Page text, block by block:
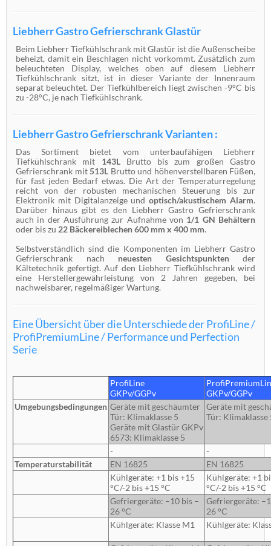
Liebherr Gastro Gefrierschrank Glastür
Beim Liebherr Tiefkühlschrank mit Glastür ist die Außenscheibe
beheizt, damit ein Beschlagen nicht vorkommt. Zusätzlich zum
beleuchteten Display, welches oben auf diesem Liebherr
Tiefkühlschrank sitzt, ist in dieser Variante der Innenraum
separat beleuchtet. Der Tiefkühlbereich liegt zwischen -9°C bis
zu -28°C, je nach Tiefkühlschrank.
Liebherr Gastro Gefrierschrank Varianten :
Das Sortiment bietet vom unterbaufähigen Liebherr
Tiefkühlschrank mit 143LBrutto bis zum großen Gastro
Gefrierschrank mit513L Brutto und höhenverstellbaren Füßen,
für fast jeden Bedarf etwas. Die Art der Temperaturregelung
reicht von der robusten mechanischen Steuerung bis zur
Elektronik mit Digitalanzeige undoptisch/akustischem Alarm.
Darüber hinaus gibt es den Liebherr Gastro Gefrierschrank
auch in der Ausführung zur Aufnahme von 1/1 GN Behältern
oder bis zu 22 Bäckereiblechen 600 mm x 400 mm.
Selbstverständlich sind die Komponenten im Liebherr Gastro
Gefrierschrank nach neuesten Gesichtspunktender
Kältetechnik gefertigt. Auf den Liebherr Tiefkühlschrank wird
eine Herstellergewährleistung von 2 Jahren gegeben, bei
nachweisbarer, regelmäßiger Wartung.
Eine Übersicht über die Unterschiede der ProfiLine /
ProfiPremiumLine / Performance und Perfection
Serie
ProfiLine
GKPv/GGPv
GKPv/GGPv
Umgebungsbedingungen Geräte mit geschäumter
Tür: Klimaklasse 5
Geräte mit Glastür GKPv
6573: Klimaklasse 5
Geräte mit
Tür: Klimaklasse
-
-
Temperaturstabilität
EN 16825
EN 16825
Kühlgeräte: +1 bis +15
°C/-2 bis +15 °C
Kühlgeräte: +1
°C/-2 bis +15 °C
Gefriergeräte: –10 bis –
26 °C
Gefriergeräte:
26 °C
Kühlgeräte: Klasse M1
Kühlgeräte: